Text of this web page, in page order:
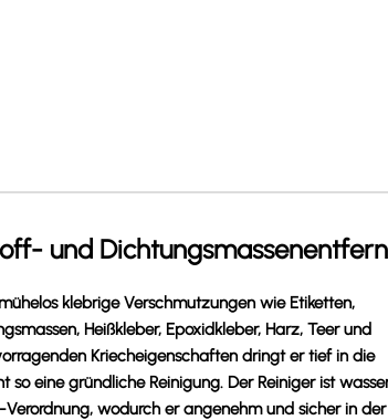
und
klebrige Verschmutzungen wie Etiketten,
Heißkleber, Epoxidkleber, Harz, Teer und
Kriecheigenschaften dringt er tief in die
eine gründliche Reinigung. Der Reiniger ist
wodurch er angenehm und sicher in der